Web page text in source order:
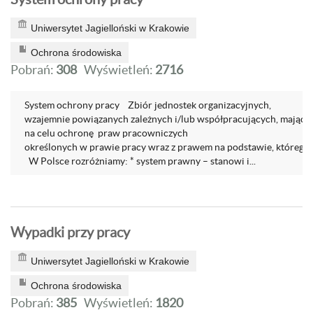
Uniwersytet Jagielloński w Krakowie
Ochrona środowiska
Pobrań: 308 Wyświetleń: 2716
System ochrony pracy Zbiór jednostek organizacyjnych,
wzajemnie powiązanych zależnych i/lub współpracujących,
na celu ochronę praw pracowniczych
określonych w prawie pracy wraz z prawem na podstawie,
W Polsce rozróżniamy: * system prawny – stanowi i...
Wypadki przy pracy
Uniwersytet Jagielloński w Krakowie
Ochrona środowiska
Pobrań: 385 Wyświetleń: 1820